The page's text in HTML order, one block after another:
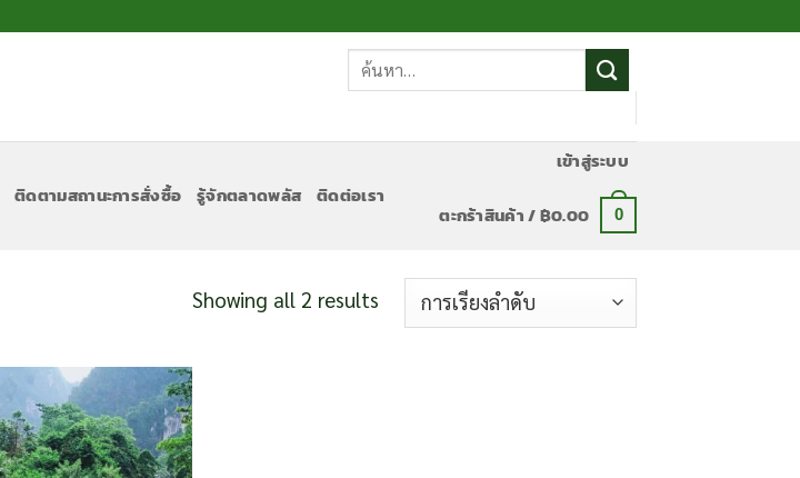
ค้นหา:
ติดตามสถานะการสั่งซื้อ รู้จักตลาดพลัส ติดต่อเรา
เข้าสู่ระบบ
ตะกร้าสินค้า /฿0.00 0
Showing all 2 results